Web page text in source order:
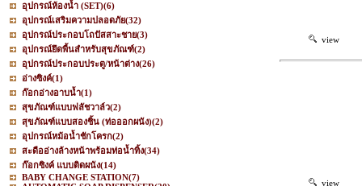
อุปกรณ์ห้องน้ำ (SET)(6)
อุปกรณ์เสริมความปลอดภัย(32)
อุปกรณ์ประกอบโถปัสสาะชาย(3)
อุปกรณ์ยึดพื้นสำหรับสุขภัณฑ์(2)
อุปกรณ์ประกอบประตู/หน้าต่าง(26)
อ่างซิงค์(1)
ก๊อกอ่างอาบน้ำ(1)
สุขภัณฑ์แบบฟลัชวาล์ว(2)
สุขภัณฑ์แบบสองชิ้น (ท่อออกผนัง)(2)
อุปกรณ์หม้อน้ำชักโครก(2)
สะดืออ่างล้างหน้าพร้อมท่อน้ำทิ้ง(34)
ก๊อกซิงค์ แบบติดผนัง(14)
BABY CHANGE STATION(7)
view
view